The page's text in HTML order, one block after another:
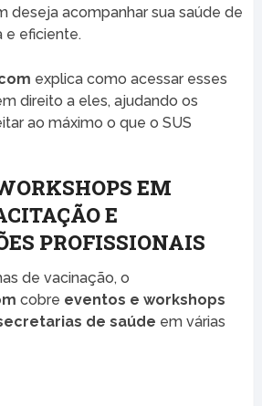
deseja acompanhar sua saúde de
e eficiente.
explica como acessar esses
direito a eles, ajudando os
ao máximo o que o SUS
EM
E
PROFISSIONAIS
de vacinação, o
cobre eventos e workshops
de saúde em várias